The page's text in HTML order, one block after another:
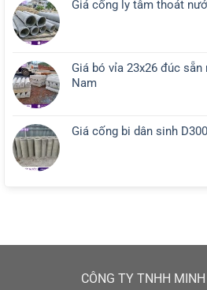
Giá cống ly tâm thoát
Giá bó vỉa 23x26 đúc
Nam
Giá cống bi dân sinh
CÔNG TY TNHH